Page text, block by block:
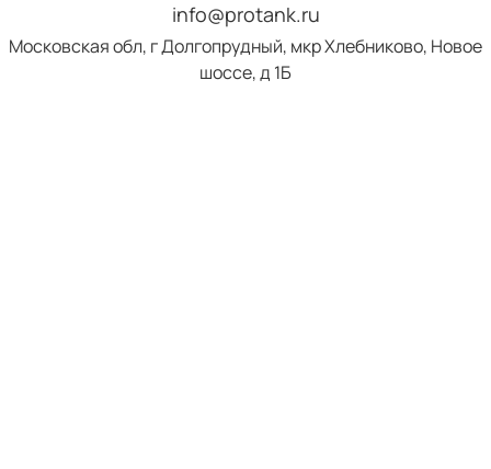
info@protank.ru
Московская обл, г Долгопрудный, мкр Хлебниково, Новое
шоссе, д 1Б